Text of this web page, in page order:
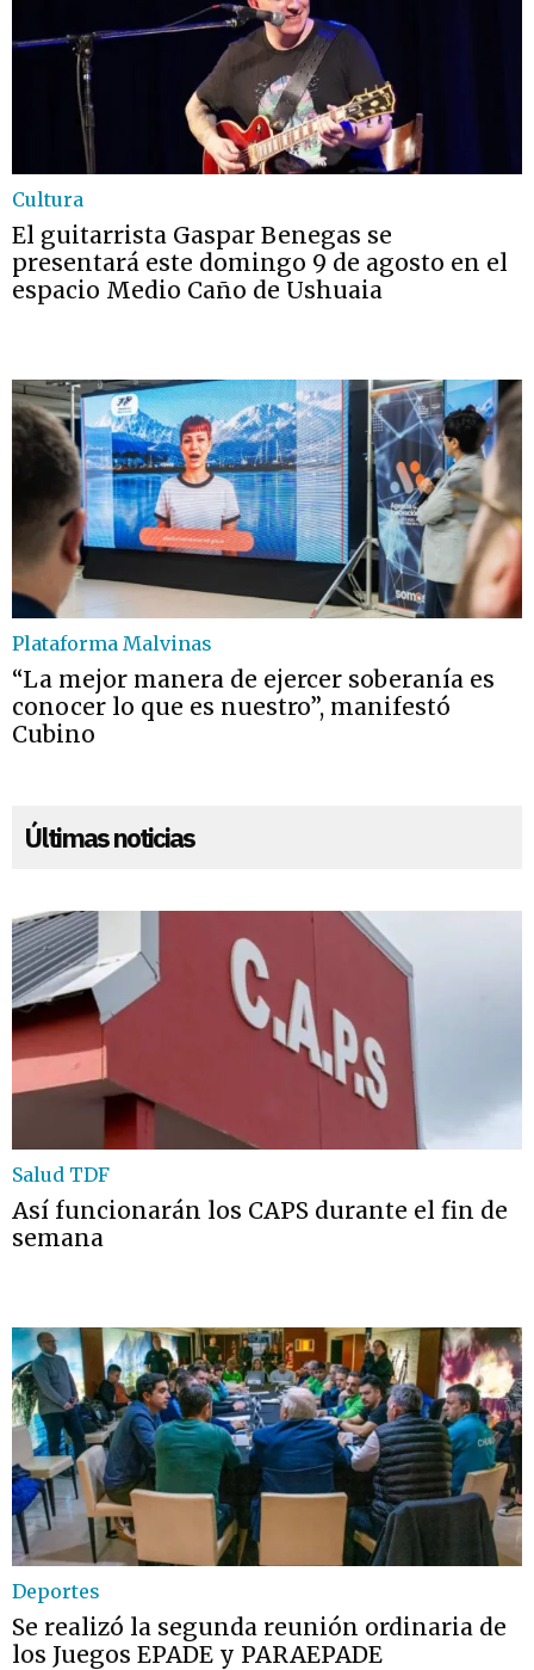
Cultura
El guitarrista Gaspar Benegas se
presentará este domingo 9 de agosto en el
espacio Medio Caño de Ushuaia
Plataforma Malvinas
“La mejor manera de ejercer soberanía es
conocer lo que es nuestro”, manifestó
Cubino
Últimas noticias
Salud TDF
Así funcionarán los CAPS durante el fin de
semana
Deportes
Se realizó la segunda reunión ordinaria de
los Juegos EPADE y PARAEPADE